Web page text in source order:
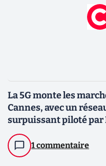
La 5G monte les
Cannes, avec un
surpuissant piloté par
1 commentaire